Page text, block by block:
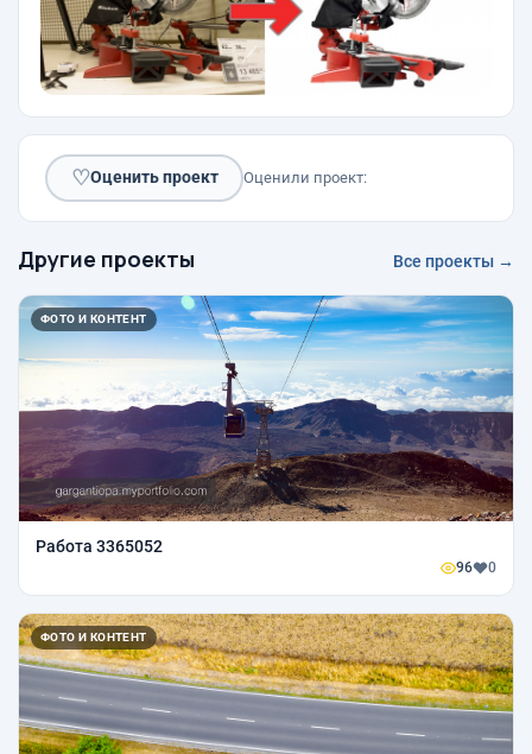
♡Оценить проект Оценили проект:
Другие проекты Все проекты →
ФОТО И КОНТЕНТ
Работа 3365052
96 0
ФОТО И КОНТЕНТ